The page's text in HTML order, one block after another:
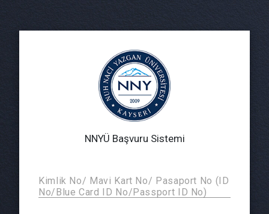
NNYÜ Başvuru Sistemi
Kimlik No/ Mavi Kart No/ Pasaport No (ID
No/Blue Card ID No/Passport ID No)